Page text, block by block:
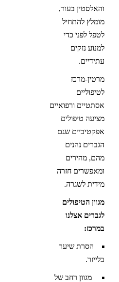
והאלסטין בעור,
מומלץ להתחיל
לטפל לפני כדי
למנוע נזקים
עתידיים.
מרטין-מרכז
לטיפוליים
אסתטיים ורפואיים
מציעה טיפולים
אפקטיביים שגם
הגברים נהנים
מהם, מהירים
ומאפשרים חזרה
מידית לשגרה.
מגוון הטיפולים
לגברים אצלנו
במרכז:
הסרת שיער
בלייזר.
מגוון רחב של